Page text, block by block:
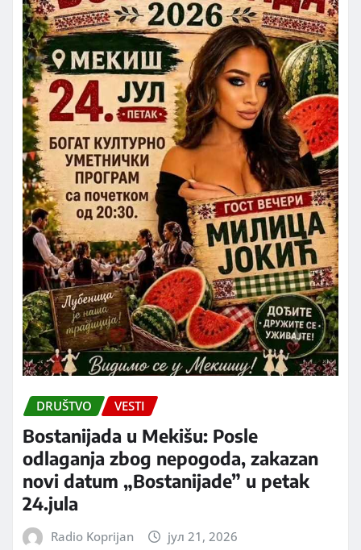
DRUŠTVO VESTI
Bostanijada u Mekišu: Posle
odlaganja zbog nepogoda, zakazan
novi datum „Bostanijade” u petak
24.jula
Radio Koprijan јул 21, 2026